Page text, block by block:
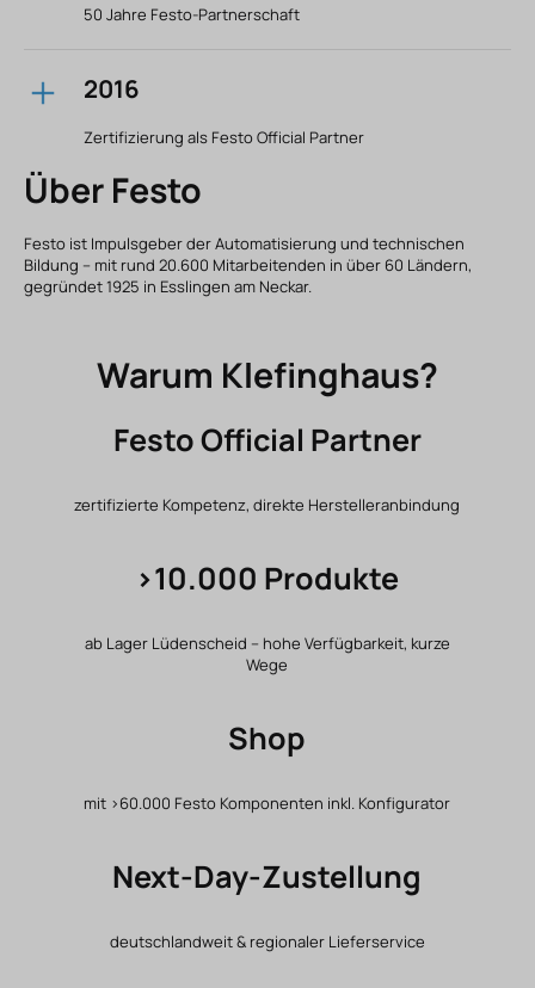
50 Jahre Festo-Partnerschaft
2016
Zertifizierung als Festo Official Partner
Über Festo
Festo ist Impulsgeber der Automatisierung und technischen
Bildung – mit rund 20.600 Mitarbeitenden in über 60 Ländern,
gegründet 1925 in Esslingen am Neckar.
Warum Klefinghaus?
Festo Official Partner
zertifizierte Kompetenz, direkte Herstelleranbindung
>10.000 Produkte
ab Lager Lüdenscheid – hohe Verfügbarkeit, kurze
Wege
Shop
mit >60.000 Festo Komponenten inkl. Konfigurator
Next-Day-Zustellung
deutschlandweit & regionaler Lieferservice